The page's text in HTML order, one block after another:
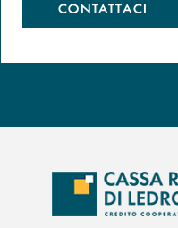
CONTATTACI